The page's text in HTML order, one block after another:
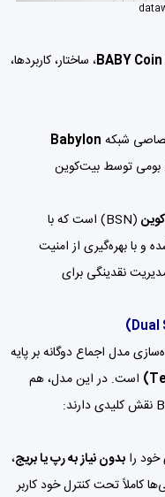
BABY Coin، ساختار، کاربردها،
شبکه Babylon
بومی توسط بیت‌کوین
(BSN) است که با
و با بهره‌گیری از امنیت
نقدینگی برای
است. در این مدل، هم
خود را بدون نیاز به رپ یا بریج،
کاملاً تحت کنترل خود کاربر